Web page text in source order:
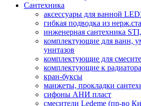
Сантехника
аксессуары для ванной
гибкая подводка из
инженерная сантехника
комплектующие для ванн,
унитазов
комплектующие для
комплектующие к
кран-буксы
манжеты, прокладки
сифоны АНИ пласт
смесители Ledeme (пр-во